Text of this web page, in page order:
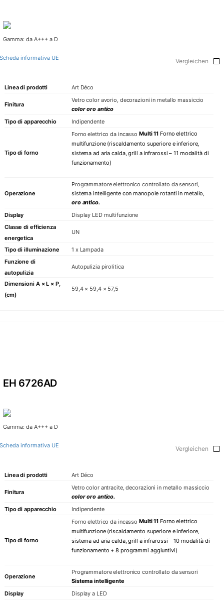
Gamma: da A+++ a D
Scheda informativa UE Vergleichen
Linea di prodotti Art Déco
Finitura
Vetro color avorio, decorazioni in metallo massiccio
color oro antico
Tipo di apparecchio
Indipendente
Tipo di forno
Forno elettrico da incassoMulti 11 Forno elettrico
multifunzione (riscaldamento superiore e inferiore,
sistema ad aria calda, grill a infrarossi – 11 modalità di
funzionamento)
Operazione
Programmatore elettronico controllato da sensori,
sistema intelligente con manopole rotanti in metallo,
oro antico.
Display
Display LED multifunzione
Classe di efficienza
energetica
UN
Tipo di illuminazione
1 x Lampada
Funzione di
autopulizia
Autopulizia pirolitica
Dimensioni A × L × P,
(cm)
59,4 × 59,4 × 57,5
EH 6726AD
Gamma: da A+++ a D
Scheda informativa UE Vergleichen
Linea di prodotti Art Déco
Finitura
Vetro color antracite, decorazioni in metallo massiccio
color oro antico.
Tipo di apparecchio
Indipendente
Tipo di forno
Forno elettrico da incassoMulti 11 Forno elettrico
multifunzione (riscaldamento superiore e inferiore,
sistema ad aria calda, grill a infrarossi – 10 modalità di
funzionamento + 8 programmi aggiuntivi)
Operazione
Programmatore elettronico controllato da sensori
Sistema intelligente
Display
Display a LED